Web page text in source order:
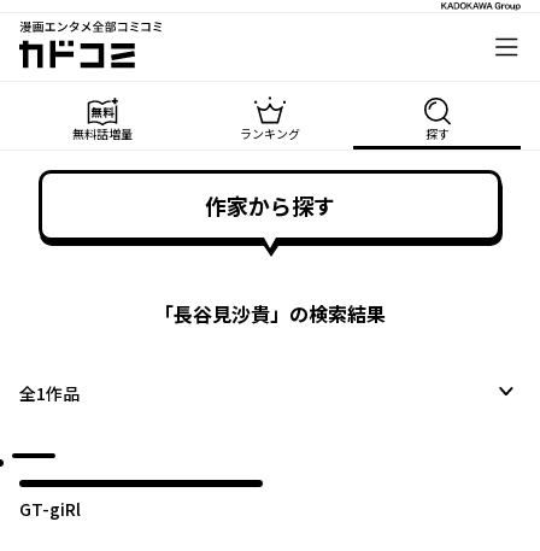
漫画エンタメ全部コミコミ
カドコミ
無料話増量 ランキング 探す
作家から探す
「長谷見沙貴」の検索結果
全1作品
GT-giRl